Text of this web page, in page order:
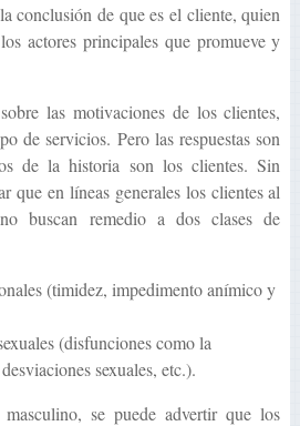
conclusión de que es el cliente, quien
actores principales que promueve y
las motivaciones de los clientes,
de servicios. Pero las respuestas son
de la historia son los clientes. Sin
que en líneas generales los clientes al
buscan remedio a dos clases de
(timidez, impedimento anímico y
(disfunciones como la
sexuales, etc.).
se puede advertir que los